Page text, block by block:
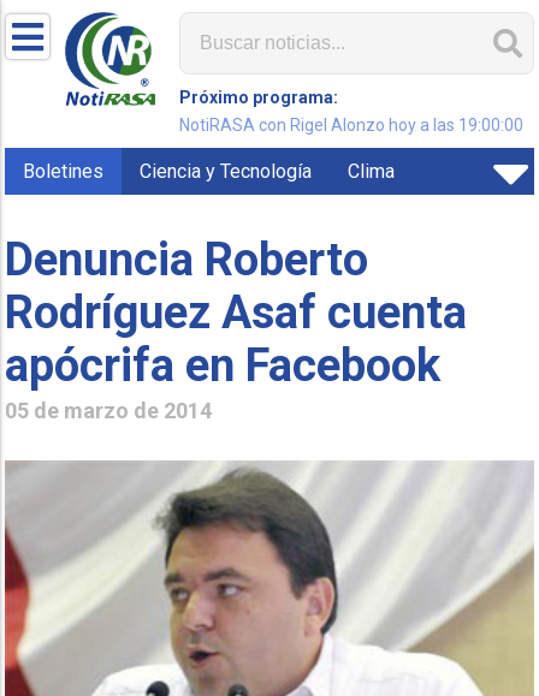
Próximo programa:
NotiRASA con Rigel Alonzo hoy a las 19:00:00
Boletines Ciencia y Tecnología Clima
Denuncia Roberto
Rodríguez Asaf cuenta
apócrifa en Facebook
05 de marzo de 2014